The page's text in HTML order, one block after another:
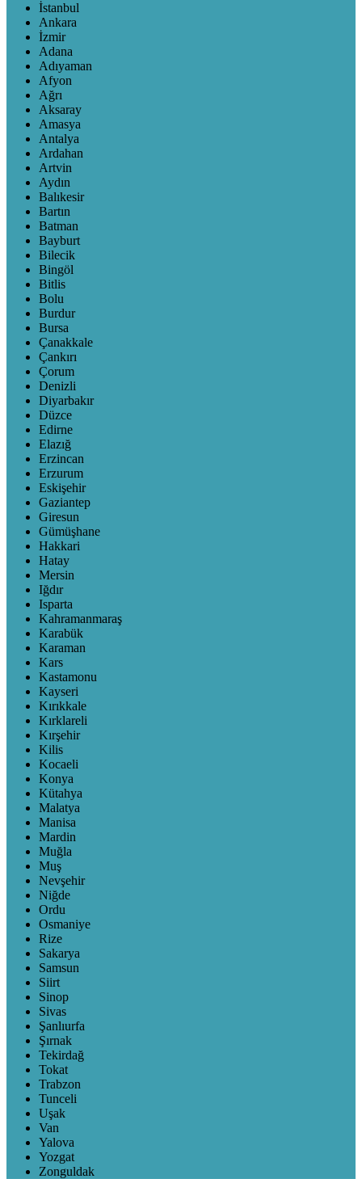
İstanbul
Ankara
İzmir
Adana
Adıyaman
Afyon
Ağrı
Aksaray
Amasya
Antalya
Ardahan
Artvin
Aydın
Balıkesir
Bartın
Batman
Bayburt
Bilecik
Bingöl
Bitlis
Bolu
Burdur
Bursa
Çanakkale
Çankırı
Çorum
Denizli
Diyarbakır
Düzce
Edirne
Elazığ
Erzincan
Erzurum
Eskişehir
Gaziantep
Giresun
Gümüşhane
Hakkari
Hatay
Mersin
Iğdır
Isparta
Kahramanmaraş
Karabük
Karaman
Kars
Kastamonu
Kayseri
Kırıkkale
Kırklareli
Kırşehir
Kilis
Kocaeli
Konya
Kütahya
Malatya
Manisa
Mardin
Muğla
Muş
Nevşehir
Niğde
Ordu
Osmaniye
Rize
Sakarya
Samsun
Siirt
Sinop
Sivas
Şanlıurfa
Şırnak
Tekirdağ
Tokat
Trabzon
Tunceli
Uşak
Van
Yalova
Yozgat
Zonguldak